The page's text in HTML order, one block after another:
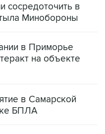
сосредоточить в
Минобороны
в Приморье
на объекте
в Самарской
БПЛА